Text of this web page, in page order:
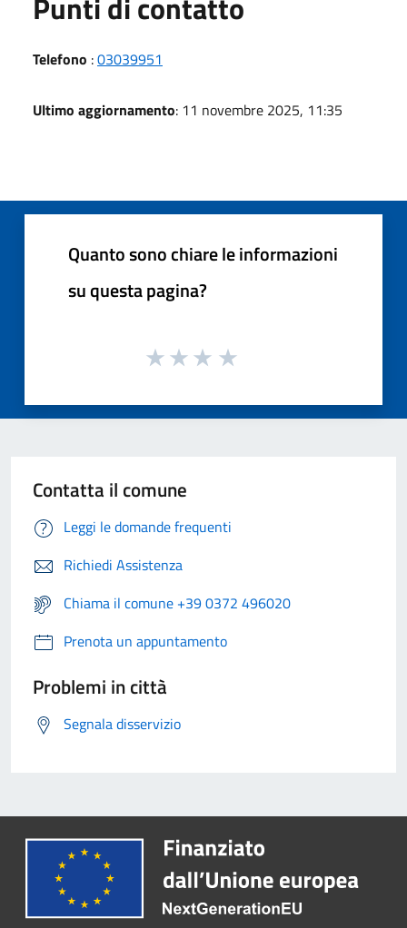
Telefono :03039951
Ultimo aggiornamento: 11 novembre 2025, 11:35
Quanto sono chiare le informazioni
su questa pagina?
Contatta il comune
Leggi le domande frequenti
Richiedi Assistenza
Chiama il comune +39 0372 496020
Prenota un appuntamento
Problemi in città
Segnala disservizio